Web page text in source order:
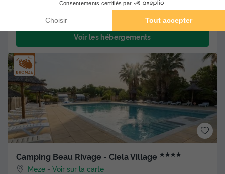
350 € 239 €
Voir les hébergements
Camping Beau Rivage - Ciela Village ★★★★
Meze -Voir sur la carte